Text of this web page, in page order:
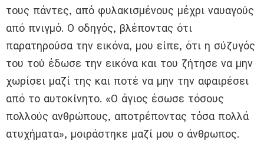
τους πάντες, από φυλακισμένους μέχρι ναυαγούς
από πνιγμό. Ο οδηγός, βλέποντας ότι
παρατηρούσα την εικόνα, μου είπε, ότι η σύζυγός
του τού έδωσε την εικόνα και του ζήτησε να μην
χωρίσει μαζί της και ποτέ να μην την αφαιρέσει
από το αυτοκίνητο. «Ο άγιος έσωσε τόσους
πολλούς ανθρώπους, αποτρέποντας τόσα πολλά
ατυχήματα», μοιράστηκε μαζί μου ο άνθρωπος.